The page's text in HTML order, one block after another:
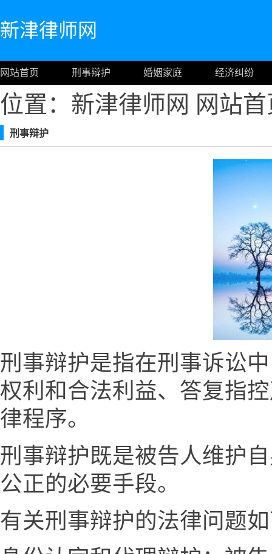
新津律师网
网站首页 刑事辩护 婚姻家庭 经济纠纷
位置：新津律师网 网站
刑事辩护
刑事辩护是指在刑事诉讼
权利和合法利益、答复指
律程序。
刑事辩护既是被告人维护
公正的必要手段。
有关刑事辩护的法律问题